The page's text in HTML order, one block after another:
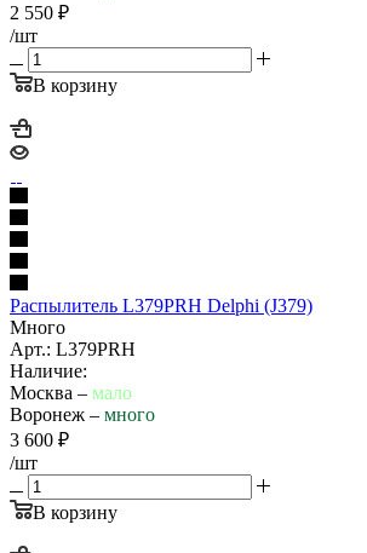
2 550 ₽
/шт
В корзину
Распылитель L379PRH Delphi (J379)
Много
Арт.: L379PRH
Наличие:
Москва – мало
Воронеж – много
3 600 ₽
/шт
В корзину